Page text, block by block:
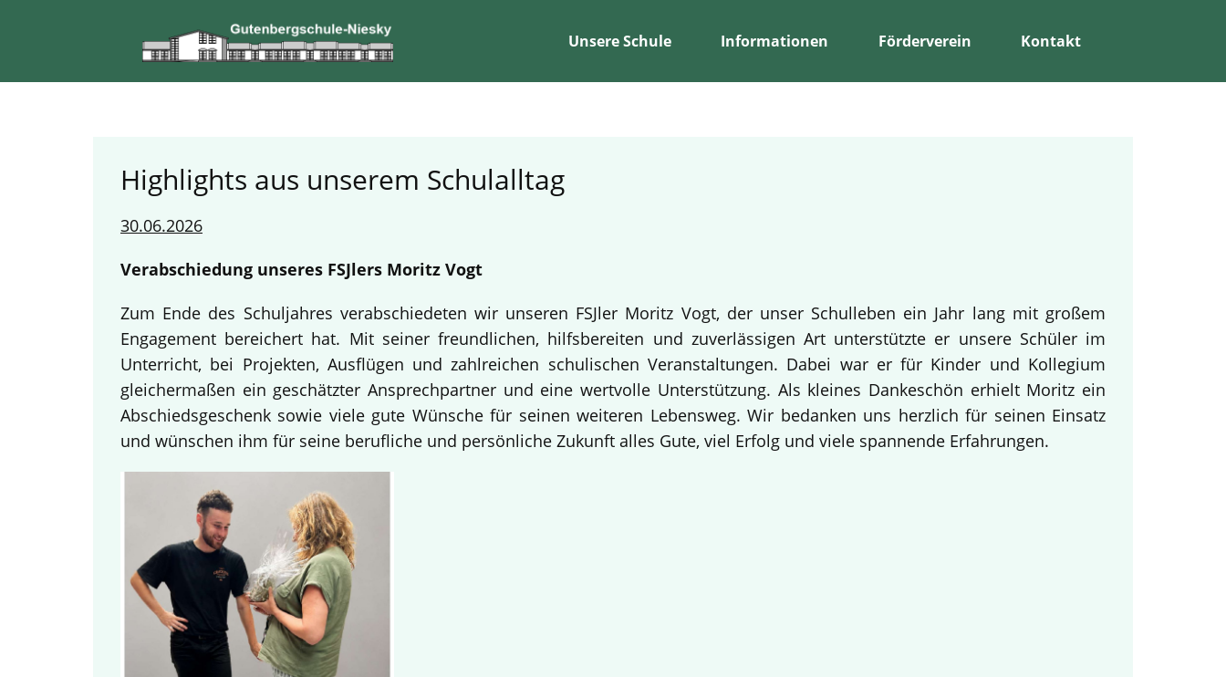
Unsere Schule Informationen Förderverein Kontakt
Highlights aus unserem Schulalltag
30.06.2026
Verabschiedung unseres FSJlers Moritz Vogt
Zum Ende des Schuljahres verabschiedeten wir unseren FSJler Moritz Vogt, der unser Schulleben ein Jahr lang mit großem
Engagement bereichert hat. Mit seiner freundlichen, hilfsbereiten und zuverlässigen Art unterstützte er unsere Schüler im
Unterricht, bei Projekten, Ausflügen und zahlreichen schulischen Veranstaltungen. Dabei war er für Kinder und Kollegium
gleichermaßen ein geschätzter Ansprechpartner und eine wertvolle Unterstützung. Als kleines Dankeschön erhielt Moritz ein
Abschiedsgeschenk sowie viele gute Wünsche für seinen weiteren Lebensweg. Wir bedanken uns herzlich für seinen Einsatz
und wünschen ihm für seine berufliche und persönliche Zukunft alles Gute, viel Erfolg und viele spannende Erfahrungen.